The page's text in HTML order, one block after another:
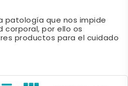
patología que nos impide
corporal, por ello os
productos para el cuidado